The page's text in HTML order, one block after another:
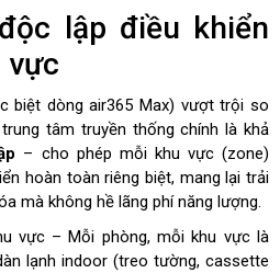
lập điều khiển
vực
biệt dòng air365 Max) vượt trội so
tâm truyền thống chính là khả
– cho phép mỗi khu vực (zone)
hoàn toàn riêng biệt, mang lại trải
mà không hề lãng phí năng lượng.
vực – Mỗi phòng, mỗi khu vực là
lạnh indoor (treo tường, cassette